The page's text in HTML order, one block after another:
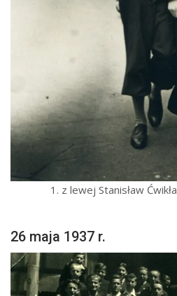
z lewej Stanisław Ćwikła
26 maja 1937 r.